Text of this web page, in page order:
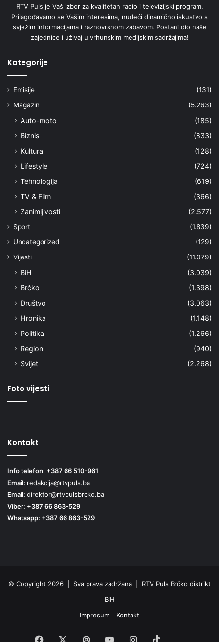
RTV Puls je Vaš izbor za kvalitetan radio i televizijski program.
Prilagođavamo se Vašim interesima, nudeći dinamično iskustvo s
svježim informacijama i raznovrsnom zabavom. Postani dio naše
zajednice i uživaj u vrhunskim medijskim sadržajima!
Kategorije
Emisije
(131)
Magazin
(5.263)
Auto-moto
(185)
Biznis
(833)
Kultura
(128)
Lifestyle
(724)
Tehnologija
(619)
TV & Film
(366)
Zanimljivosti
(2.577)
Sport
(1.839)
Uncategorized
(129)
Vijesti
(11.079)
BiH
(3.039)
Brčko
(1.398)
Društvo
(3.063)
Hronika
(1.148)
Politika
(1.266)
Region
(940)
Svijet
(2.268)
Foto vijesti
Kontakt
Info telefon: +387 66 510-961
Email: redakcija@rtvpuls.ba
Email: direktor@rtvpulsbrcko.ba
Viber: +387 66 863-529
Whatsapp: +387 66 863-529
© Copyright 2026 | Sva prava zadržana | RTV Puls Brčko distrikt
BiH
Impresum
Kontakt
Facebook PinterestYouTubeInstagram